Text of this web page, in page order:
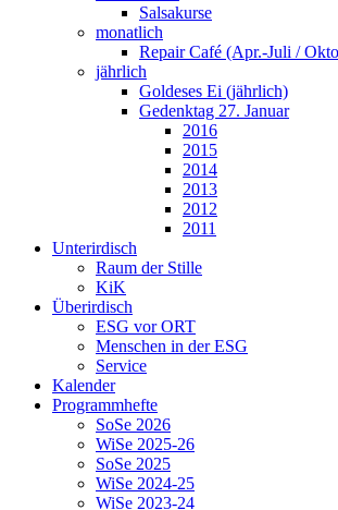
Salsakurse
monatlich
Repair Café (Apr.-Juli /
jährlich
Goldeses Ei (jährlich)
Gedenktag 27. Januar
2016
2015
2014
2013
2012
2011
Unterirdisch
Raum der Stille
KiK
Überirdisch
ESG vor ORT
Menschen in der ESG
Service
Kalender
Programmhefte
SoSe 2026
WiSe 2025-26
SoSe 2025
WiSe 2024-25
WiSe 2023-24